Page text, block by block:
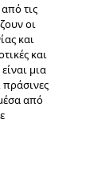
τις
οι
και
και
μια
πράσινες
από